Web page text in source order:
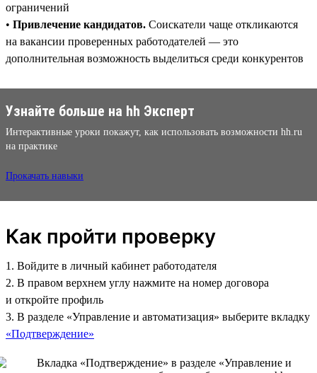
ограничений
• Привлечение кандидатов. Соискатели чаще откликаются
на вакансии проверенных работодателей — это
дополнительная возможность выделиться среди конкурентов
Узнайте больше на hh Эксперт
Интерактивные уроки покажут, как использовать возможности hh.ru
на практике
Прокачать навыки
Как пройти проверку
1. Войдите в личный кабинет работодателя
2. В правом верхнем углу нажмите на номер договора
и откройте профиль
3. В разделе «Управление и автоматизация» выберите вкладку
«Подтверждение»